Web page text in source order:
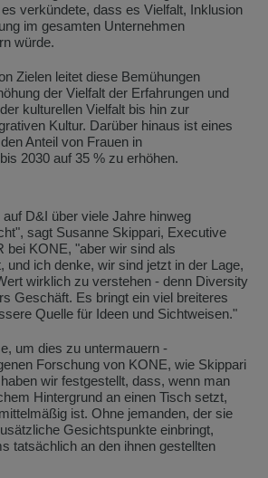
verkündete, dass es Vielfalt, Inklusion
im gesamten Unternehmen
würde.
Zielen leitet diese Bemühungen
der Vielfalt der Erfahrungen und
kulturellen Vielfalt bis hin zur
Kultur. Darüber hinaus ist eines
Anteil von Frauen in
2030 auf 35 % zu erhöhen.
D&I über viele Jahre hinweg
sagt Susanne Skippari, Executive
bei KONE, "aber wir sind als
und ich denke, wir sind jetzt in der Lage,
wirklich zu verstehen - denn Diversity
Geschäft. Es bringt ein viel breiteres
Quelle für Ideen und Sichtweisen."
um dies zu untermauern -
Forschung von KONE, wie Skippari
wir festgestellt, dass, wenn man
Hintergrund an einen Tisch setzt,
ist. Ohne jemanden, der sie
Gesichtspunkte einbringt,
tatsächlich an den ihnen gestellten